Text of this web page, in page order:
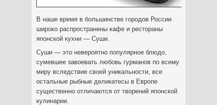
В наше время в большинстве городов России
широко распространены кафе и рестораны
японской кухни — Суши.
Суши — это невероятно популярное блюдо,
сумевшее завоевать любовь гурманов по всему
миру вследствие своей уникальности, все
остальные рыбные деликатесы в Европе
существенно отличаются от творений японской
кулинарии.